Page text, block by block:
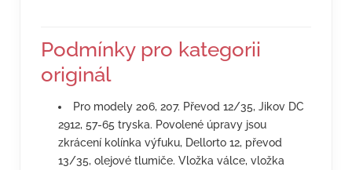
Podmínky pro kategorii
originál
Pro modely 206, 207. Převod 12/35, Jikov DC
2912, 57-65 tryska. Povolené úpravy jsou
zkrácení kolínka výfuku, Dellorto 12, převod
13/35, olejové tlumiče. Vložka válce, vložka